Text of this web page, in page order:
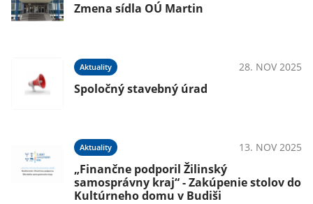
Zmena sídla OÚ Martin
Aktuality 28. NOV 2025
Spoločný stavebný úrad
Aktuality 13. NOV 2025
„Finančne podporil Žilinský
samosprávny kraj“ - Zakúpenie stolov do
Kultúrneho domu v Budiši